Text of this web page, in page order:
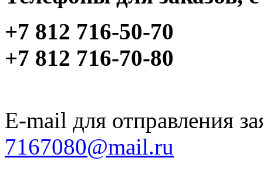
+7 812 716-50-70
+7 812 716-70-80
E-mail для отправления
7167080@mail.ru